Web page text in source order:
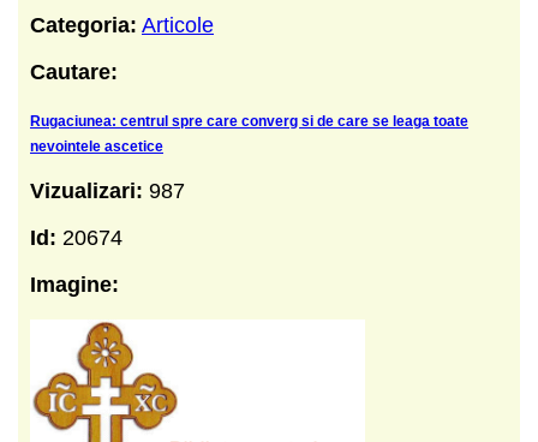
Categoria: Articole
Cautare:
Rugaciunea: centrul spre care converg si de care se leaga toate
nevointele ascetice
Vizualizari: 987
Id: 20674
Imagine: